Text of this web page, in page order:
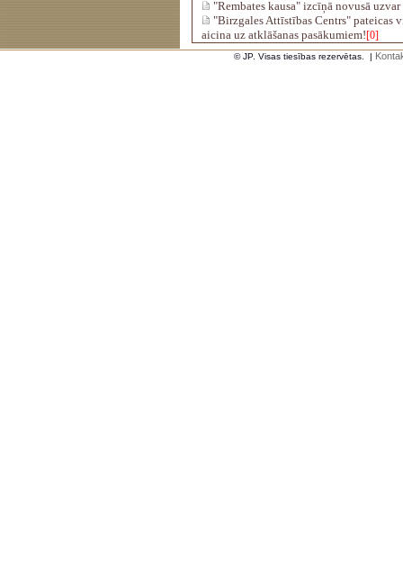
"Rembates kausa" izcīņā novusā
"Birzgales Attīstības Centrs" pateicas
aicina uz atklāšanas pasākumiem![0]
© JP. Visas tiesības rezervētas. |